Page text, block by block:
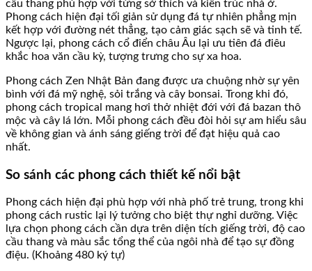
cầu thang phù hợp với từng sở thích và kiến trúc nhà ở.
Phong cách hiện đại tối giản sử dụng đá tự nhiên phẳng mịn
kết hợp với đường nét thẳng, tạo cảm giác sạch sẽ và tinh tế.
Ngược lại, phong cách cổ điển châu Âu lại ưu tiên đá điêu
khắc hoa văn cầu kỳ, tượng trưng cho sự xa hoa.
Phong cách Zen Nhật Bản đang được ưa chuộng nhờ sự yên
bình với đá mỹ nghệ, sỏi trắng và cây bonsai. Trong khi đó,
phong cách tropical mang hơi thở nhiệt đới với đá bazan thô
mộc và cây lá lớn. Mỗi phong cách đều đòi hỏi sự am hiểu sâu
về không gian và ánh sáng giếng trời để đạt hiệu quả cao
nhất.
So sánh các phong cách thiết kế nổi bật
Phong cách hiện đại phù hợp với nhà phố trẻ trung, trong khi
phong cách rustic lại lý tưởng cho biệt thự nghỉ dưỡng. Việc
lựa chọn phong cách cần dựa trên diện tích giếng trời, độ cao
cầu thang và màu sắc tổng thể của ngôi nhà để tạo sự đồng
điệu. (Khoảng 480 ký tự)